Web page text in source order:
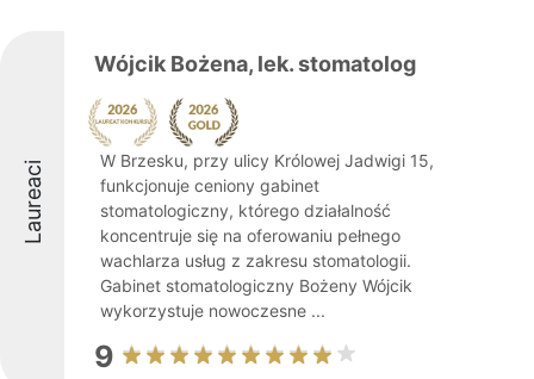
Laureaci
Wójcik Bożena, lek. stomatolog
W Brzesku, przy ulicy Królowej Jadwigi 15,
funkcjonuje ceniony gabinet
stomatologiczny, którego działalność
koncentruje się na oferowaniu pełnego
wachlarza usług z zakresu stomatologii.
Gabinet stomatologiczny Bożeny Wójcik
wykorzystuje nowoczesne ...
9